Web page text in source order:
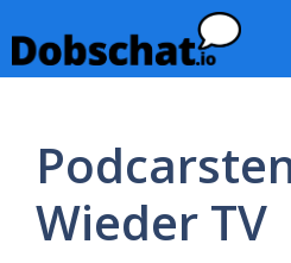
Inhalt
springen
Wieder TV